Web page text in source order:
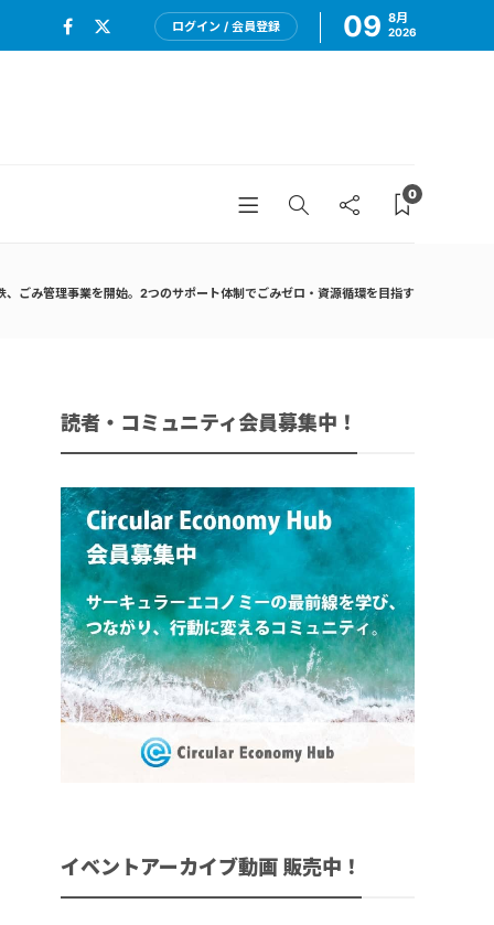
ログイン / 会員登録 09 8月
2026
0
、ごみ管理事業を開始。2つのサポート体制でごみゼロ・資源循環を目指す
読者・コミュニティ会員募集中！
イベントアーカイブ動画 販売中！